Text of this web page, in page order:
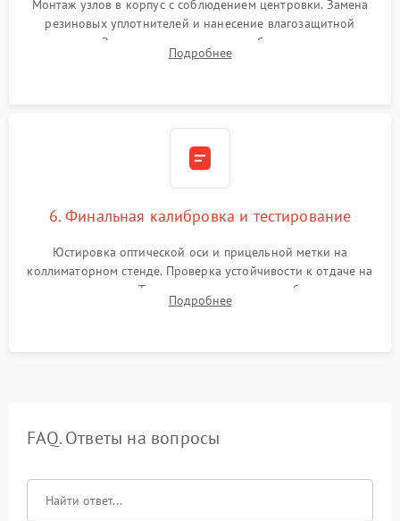
Монтаж узлов в корпус с соблюдением центровки. Замена
резиновых уплотнителей и нанесение влагозащитной
смазки. Заполнение внутреннего объема прицела
осушенным азотом для предотвращения запотевания оптики
Подробнее
6. Финальная калибровка и тестирование
Юстировка оптической оси и прицельной метки на
коллиматорном стенде. Проверка устойчивости к отдаче на
ударном стенде. Тестирование качества изображения в
темноте, дальности обнаружения и корректной работы всех
Подробнее
FAQ. Ответы на вопросы